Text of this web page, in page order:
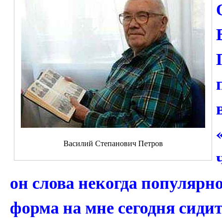
Василий Степанович Петров
он слова некогда
форма на мне сегодня